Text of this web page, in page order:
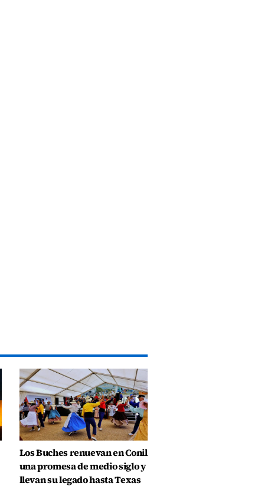
Los Buches renuevan en Conil
una promesa de medio siglo y
llevan su legado hasta Texas